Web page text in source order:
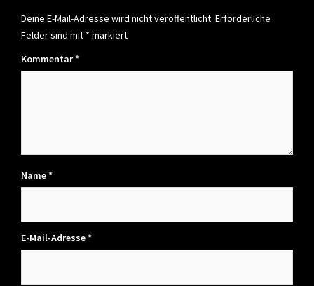
Deine E-Mail-Adresse wird nicht veröffentlicht. Erforderliche
Felder sind mit * markiert
Kommentar*
Name*
E-Mail-Adresse*